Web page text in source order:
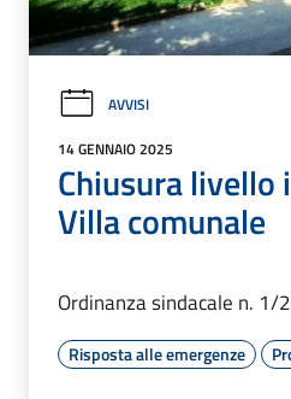
AVVISI
14 GENNAIO 2025
Chiusura
Villa comunale
Ordinanza sindacale n. 1/
Risposta alle emergenze